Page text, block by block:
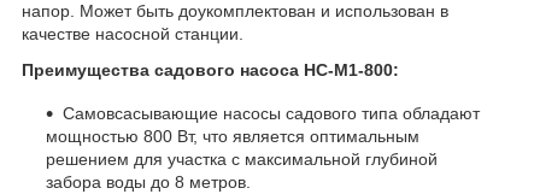
напор. Может быть доукомплектован и использован в
качестве насосной станции.
Преимущества садового насоса НС-М1-800:
Самовсасывающие насосы садового типа обладают
мощностью 800 Вт, что является оптимальным
решением для участка с максимальной глубиной
забора воды до 8 метров.